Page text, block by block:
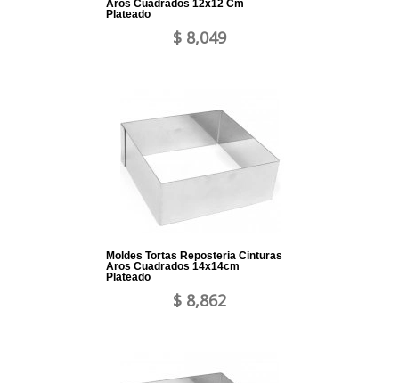
Aros Cuadrados 12x12 Cm
Plateado
$ 8,049
Moldes Tortas Reposteria Cinturas
Aros Cuadrados 14x14cm
Plateado
$ 8,862